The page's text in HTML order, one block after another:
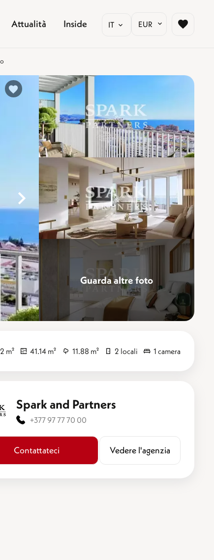
Attualità Inside IT EUR
Perfezionare
%}
Guarda altre foto
m² 41.14 m² 11.88 m² 2 locali 1 camera
Spark and Partners
+377 97 77 70 00
Contattateci ​​Vedere l'agenzia